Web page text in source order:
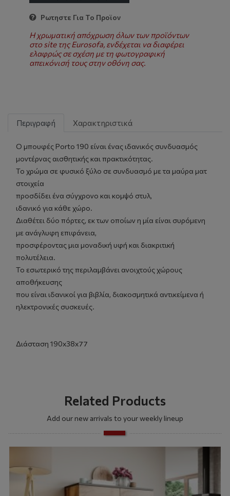
Ρωτηστε Για Το Προϊον
Η χρωματική απόχρωση όλων των προϊόντων
στο site της Eurosofa, ενδέχεται να διαφέρει
ελαφρώς σε σχέση με τη φωτογραφική
απεικόνισή τους στην οθόνη σας.
Περιγραφή Χαρακτηριστικά
Ο μπουφές Porto 190 είναι ένας ιδανικός συνδυασμός
μοντέρνας αισθητικής και πρακτικότητας.
Το χρώμα σε φυσικό ξύλο σε συνδυασμό με τα μαύρα ματ
στοιχεία
προσδίδει ένα σύγχρονο και κομψό στυλ,
ιδανικό για κάθε χώρο.
Διαθέτει δύο πόρτες, εκ των οποίων η μία είναι συρόμενη
με ανάγλυφη επιφάνεια,
προσφέροντας μια μοναδική υφή και διακριτική
πολυτέλεια.
Το εσωτερικό της περιλαμβάνει ανοιχτούς χώρους
αποθήκευσης
που είναι ιδανικοί για βιβλία, διακοσμητικά αντικείμενα ή
ηλεκτρονικές συσκευές.
Διάσταση 190x38x77
Related Products
Add our new arrivals to your weekly lineup